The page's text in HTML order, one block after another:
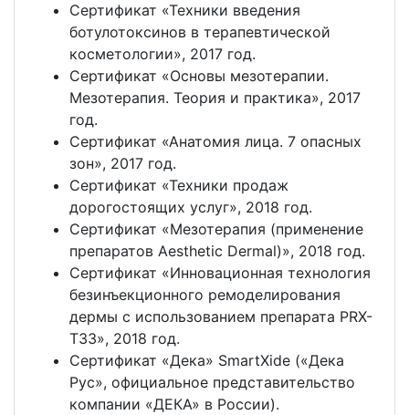
Сертификат «Техники введения
ботулотоксинов в терапевтической
косметологии», 2017 год.
Сертификат «Основы мезотерапии.
Мезотерапия. Теория и практика», 2017
год.
Сертификат «Анатомия лица. 7 опасных
зон», 2017 год.
Сертификат «Техники продаж
дорогостоящих услуг», 2018 год.
Сертификат «Мезотерапия (применение
препаратов Aesthetic Dermal)», 2018 год.
Сертификат «Инновационная технология
безинъекционного ремоделирования
дермы с использованием препарата PRX-
T33», 2018 год.
Сертификат «Дека» SmartXide («Дека
Рус», официальное представительство
компании «ДЕКА» в России).